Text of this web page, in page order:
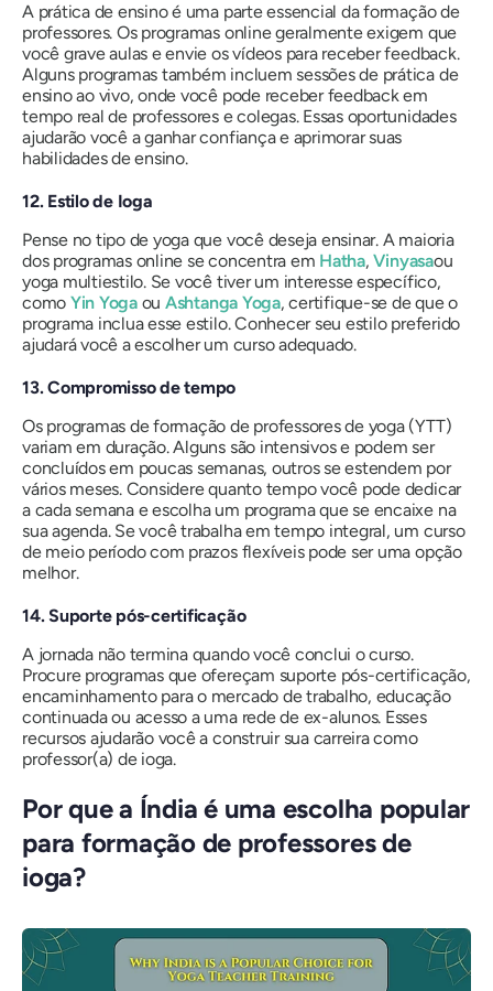
A prática de ensino é uma parte essencial da formação de
professores. Os programas online geralmente exigem que
você grave aulas e envie os vídeos para receber feedback.
Alguns programas também incluem sessões de prática de
ensino ao vivo, onde você pode receber feedback em
tempo real de professores e colegas. Essas oportunidades
ajudarão você a ganhar confiança e aprimorar suas
habilidades de ensino.
12. Estilo de Ioga
Pense no tipo de yoga que você deseja ensinar. A maioria
dos programas online se concentra em Hatha,Vinyasaou
yoga multiestilo. Se você tiver um interesse específico,
como Yin Yogaou Ashtanga Yoga, certifique-se de que o
programa inclua esse estilo. Conhecer seu estilo preferido
ajudará você a escolher um curso adequado.
13. Compromisso de tempo
Os programas de formação de professores de yoga (YTT)
variam em duração. Alguns são intensivos e podem ser
concluídos em poucas semanas, outros se estendem por
vários meses. Considere quanto tempo você pode dedicar
a cada semana e escolha um programa que se encaixe na
sua agenda. Se você trabalha em tempo integral, um curso
de meio período com prazos flexíveis pode ser uma opção
melhor.
14. Suporte pós-certificação
A jornada não termina quando você conclui o curso.
Procure programas que ofereçam suporte pós-certificação,
encaminhamento para o mercado de trabalho, educação
continuada ou acesso a uma rede de ex-alunos. Esses
recursos ajudarão você a construir sua carreira como
professor(a) de ioga.
Por que a Índia é uma escolha popular
para formação de professores de
ioga?